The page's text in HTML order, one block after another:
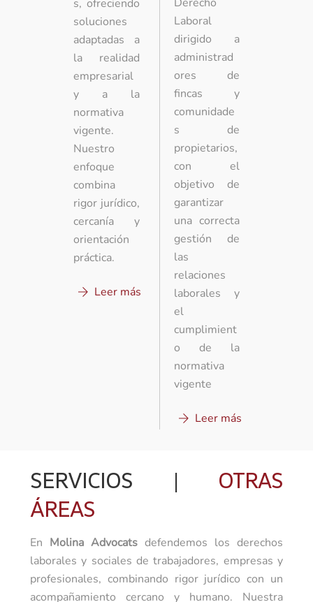
s, ofreciendo
soluciones
adaptadas a
la realidad
empresarial
y a la
normativa
vigente.
Nuestro
enfoque
combina
rigor jurídico,
cercanía y
orientación
práctica.
Leer más
Laboral
dirigido a
administrad
ores de
fincas y
comunidade
s de
propietarios,
con el
objetivo de
garantizar
una correcta
gestión de
las
relaciones
laborales y
el
cumplimient
o de la
normativa
vigente
Leer más
SERVICIOS | OTRAS
ÁREAS
En Molina Advocatsdefendemos los derechos
laborales y sociales de trabajadores, empresas y
profesionales, combinando rigor jurídico con un
acompañamiento cercano y humano. Nuestra